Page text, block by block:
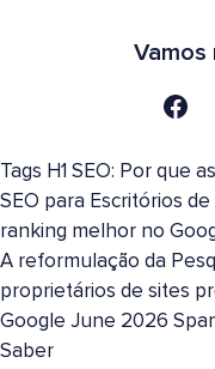
Vamos
Tags H1 SEO: Por que
SEO para Escritórios
ranking melhor no
A reformulação da
proprietários de sites
Google June 2026
Saber